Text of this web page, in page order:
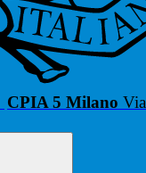
CPIA 5 Milano Via